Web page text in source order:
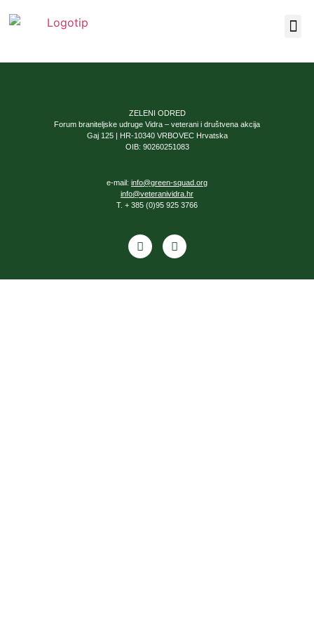
ZELENI ODRED
Forum braniteljske udruge Vidra – veterani i društvena akcija
Gaj 125 | HR-10340 VRBOVEC Hrvatska
OIB: 90260251083
e-mail: info@green-squad.org
info@veteranividra.hr
T. + 385 (0)95 925 3766